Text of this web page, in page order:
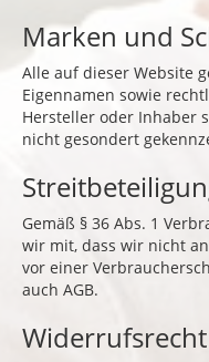
Marken und
Alle auf dieser Website
Eigennamen sowie
Hersteller oder Inhaber
nicht gesondert
Gemäß § 36 Abs. 1
wir mit, dass wir nicht
vor einer
auch AGB.